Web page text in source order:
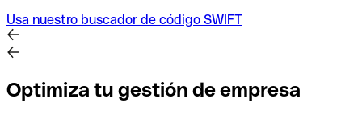
Usa nuestro buscador de código SWIFT
Optimiza tu gestión de empresa